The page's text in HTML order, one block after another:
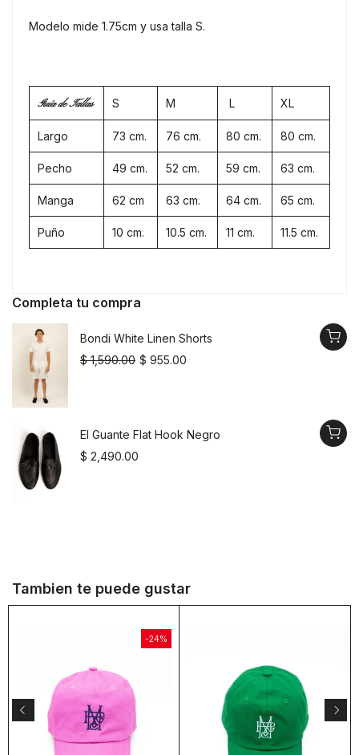
Modelo mide 1.75cm y usa talla S.⠀
Guía de Tallas S M L XL
Largo 73 cm. 76 cm. 80 cm. 80 cm.
Pecho 49 cm. 52 cm. 59 cm. 63 cm.
Manga 62 cm 63 cm. 64 cm. 65 cm.
Puño 10 cm. 10.5 cm. 11 cm. 11.5 cm.
Completa tu compra
Bondi White Linen Shorts
$ 1,590.00 $ 955.00
El Guante Flat Hook Negro
$ 2,490.00
Tambien te puede gustar
-24%